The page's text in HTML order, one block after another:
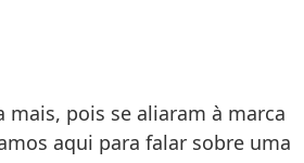
pois se aliaram à marca
aqui para falar sobre uma